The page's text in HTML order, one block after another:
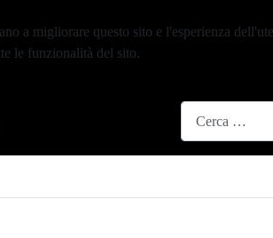
a migliorare questo sito e l'esperienza
le funzionalità del sito.